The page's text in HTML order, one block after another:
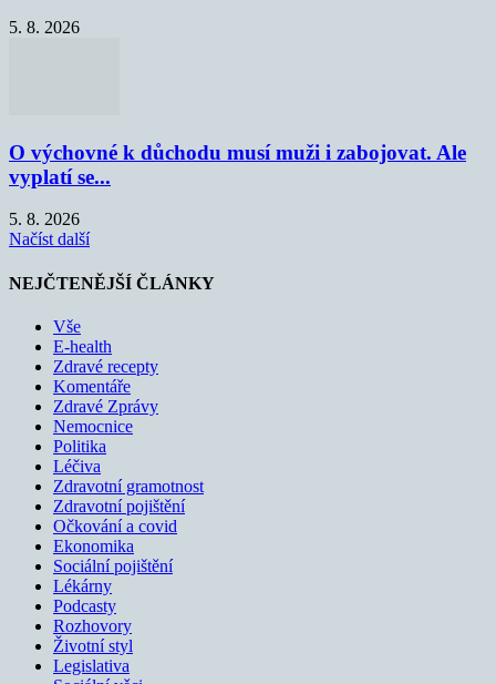
5. 8. 2026
O výchovné k důchodu musí muži i zabojovat. Ale
vyplatí se...
5. 8. 2026
Načíst další
NEJČTENĚJŠÍ ČLÁNKY
Vše
E-health
Zdravé recepty
Komentáře
Zdravé Zprávy
Nemocnice
Politika
Léčiva
Zdravotní gramotnost
Zdravotní pojištění
Očkování a covid
Ekonomika
Sociální pojištění
Lékárny
Podcasty
Rozhovory
Životní styl
Legislativa